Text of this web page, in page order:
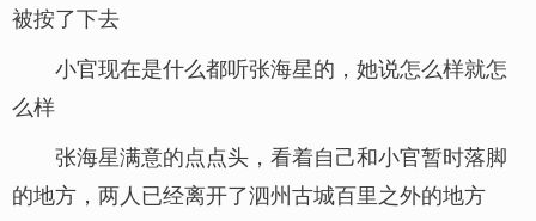
被按了下去
小官现在是什么都听张海星的，她说怎么样就怎
么样
张海星满意的点点头，看着自己和小官暂时落脚
的地方，两人已经离开了泗州古城百里之外的地方